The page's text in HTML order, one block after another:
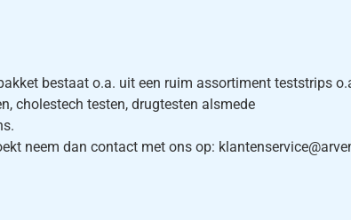
bestaat o.a. uit een ruim assortiment teststrips
cholestech testen, drugtesten alsmede
neem dan contact met ons op: